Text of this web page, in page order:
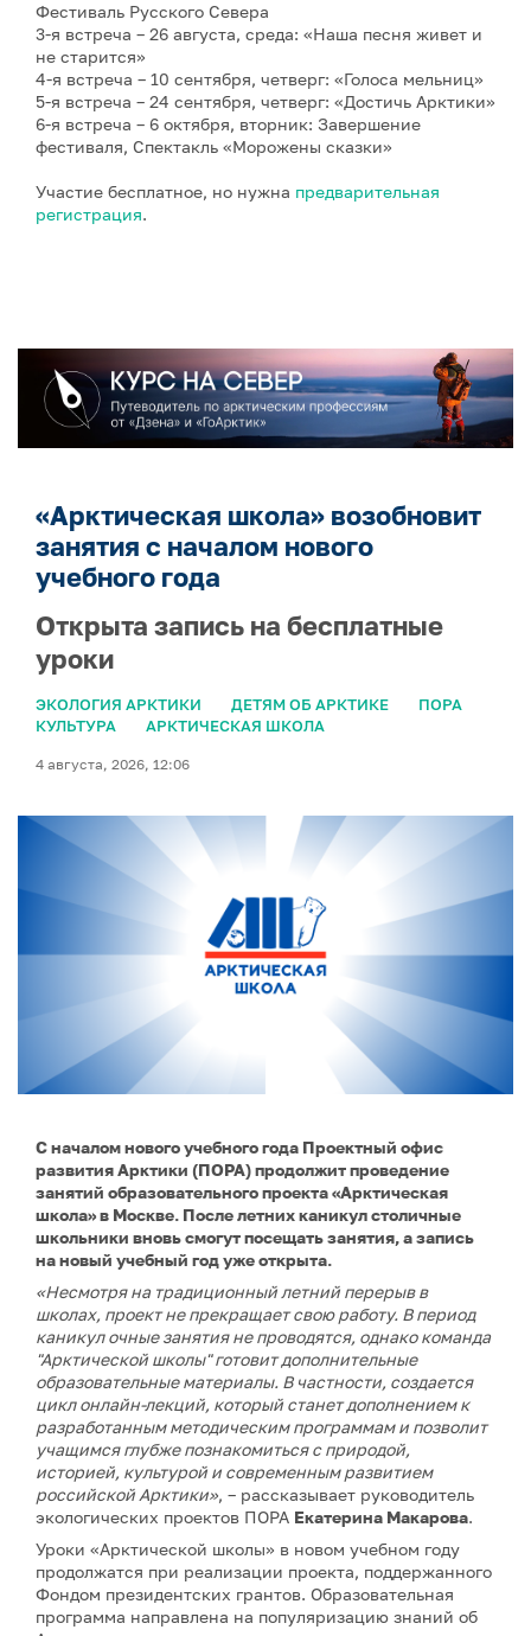
Фестиваль Русского Севера
3-я встреча – 26 августа, среда: «Наша песня живет и
не старится»
4-я встреча – 10 сентября, четверг: «Голоса мельниц»
5-я встреча – 24 сентября, четверг: «Достичь Арктики»
6-я встреча – 6 октября, вторник: Завершение
фестиваля, Спектакль «Морожены сказки»
Участие бесплатное, но нужна предварительная
регистрация.
«Арктическая школа» возобновит
занятия с началом нового
учебного года
Открыта запись на бесплатные
уроки
ЭКОЛОГИЯ АРКТИКИ ДЕТЯМ ОБ АРКТИКЕ
ПОРА
КУЛЬТУРА
АРКТИЧЕСКАЯ ШКОЛА
4 августа, 2026, 12:06
С началом нового учебного года Проектный офис
развития Арктики (ПОРА) продолжит проведение
занятий образовательного проекта «Арктическая
школа» в Москве. После летних каникул столичные
школьники вновь смогут посещать занятия, а запись
на новый учебный год уже открыта.
«Несмотря на традиционный летний перерыв в
школах, проект не прекращает свою работу. В период
каникул очные занятия не проводятся, однако команда
"Арктической школы" готовит дополнительные
образовательные материалы. В частности, создается
цикл онлайн-лекций, который станет дополнением к
разработанным методическим программам и позволит
учащимся глубже познакомиться с природой,
историей, культурой и современным развитием
российской Арктики», – рассказывает руководитель
экологических проектов ПОРА Екатерина Макарова.
Уроки «Арктической школы» в новом учебном году
продолжатся при реализации проекта, поддержанного
Фондом президентских грантов. Образовательная
программа направлена на популяризацию знаний об